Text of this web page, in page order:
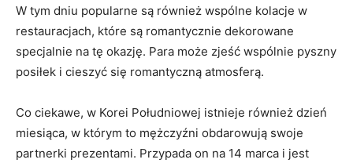
W tym⁣ dniu popularne są również wspólne kolacje w
restauracjach, które są romantycznie dekorowane
⁤specjalnie na tę okazję. Para może zjeść wspólnie pyszny
posiłek i cieszyć się romantyczną atmosferą.
Co ciekawe, w Korei Południowej istnieje również dzień
miesiąca, w którym to mężczyźni obdarowują swoje
partnerki prezentami. Przypada on na 14 marca i jest